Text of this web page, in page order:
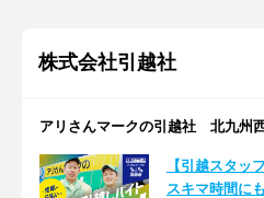
株式会社引越社
アリさんマークの引越社 北九州
【引越スタ
スキマ時間に